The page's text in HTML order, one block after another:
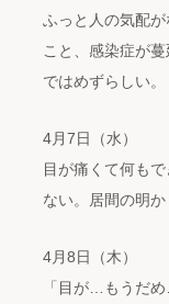
ふっと人の気配
こと、感染症が
ではめずらしい。
4月7日（水）
目が痛くて何も
ない。居間の明か
4月8日（木）
「目が…もうだ